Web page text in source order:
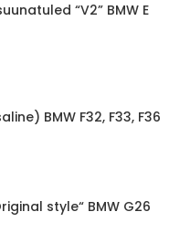
“V2” BMW E
BMW F32, F33, F36
style“ BMW G26